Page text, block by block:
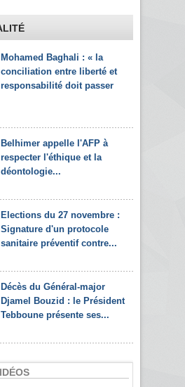
Mohamed Baghali : « la
conciliation entre liberté et
responsabilité doit passer
Belhimer appelle l'AFP à
respecter l'éthique et la
déontologie...
Elections du 27 novembre :
Signature d'un protocole
sanitaire préventif contre...
Décès du Général-major
Djamel Bouzid : le Président
Tebboune présente ses...